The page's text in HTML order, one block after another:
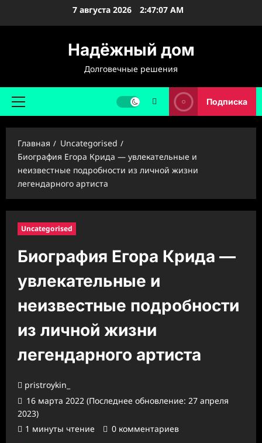
7 августа 2026 2:47:07 AM
Надёжный дом
Долговечные решения
Основное
Подписка
Главная
Uncategorised
Биография Егора Крида — увлекательные и
неизвестные подробности из личной жизни
легендарного артиста
Uncategorised
Биография Егора Крида —
увлекательные и
неизвестные подробности
из личной жизни
легендарного артиста
pristroykin_
16 марта 2022 (Последнее обновление: 27 апреля
2023)
1 минуты чтение
0 комментариев